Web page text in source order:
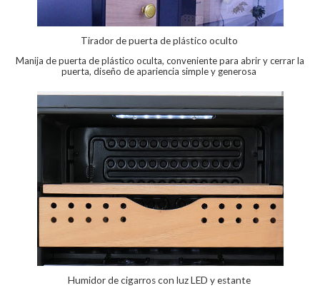
Tirador de puerta de plástico oculto
Manija de puerta de plástico oculta, conveniente para abrir y cerrar la
puerta, diseño de apariencia simple y generosa
Humidor de cigarros con luz LED y estante